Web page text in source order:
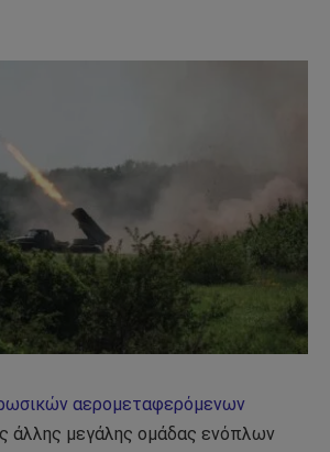
αερομεταφερόμενων
άλλης μεγάλης ομάδας ενόπλων